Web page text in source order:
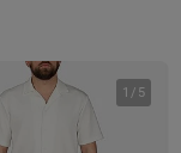
1 / 5